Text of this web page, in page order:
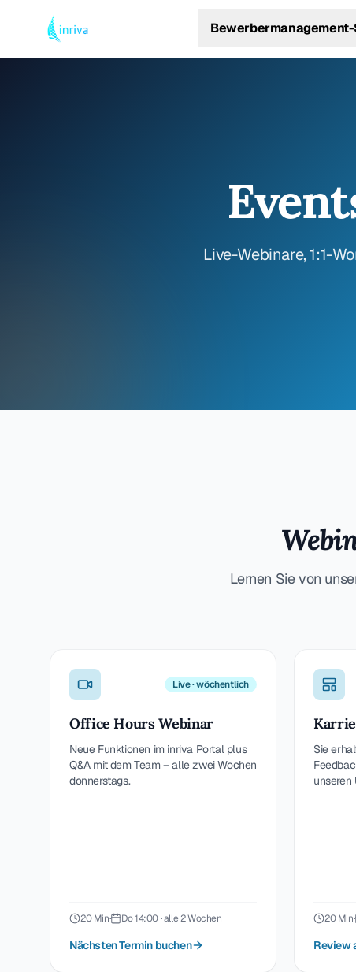
Live-Webinare, 1:1-
Lernen Sie von
Live · wöchentlich
Office Hours Webinar
Neue Funktionen im inriva Portal plus
Q&A mit dem Team – alle zwei Wochen
donnerstags.
20 Min· Do 14:00 · alle 2 Wochen
Nächsten Termin buchen
Sie
unseren
20 Min·
Review